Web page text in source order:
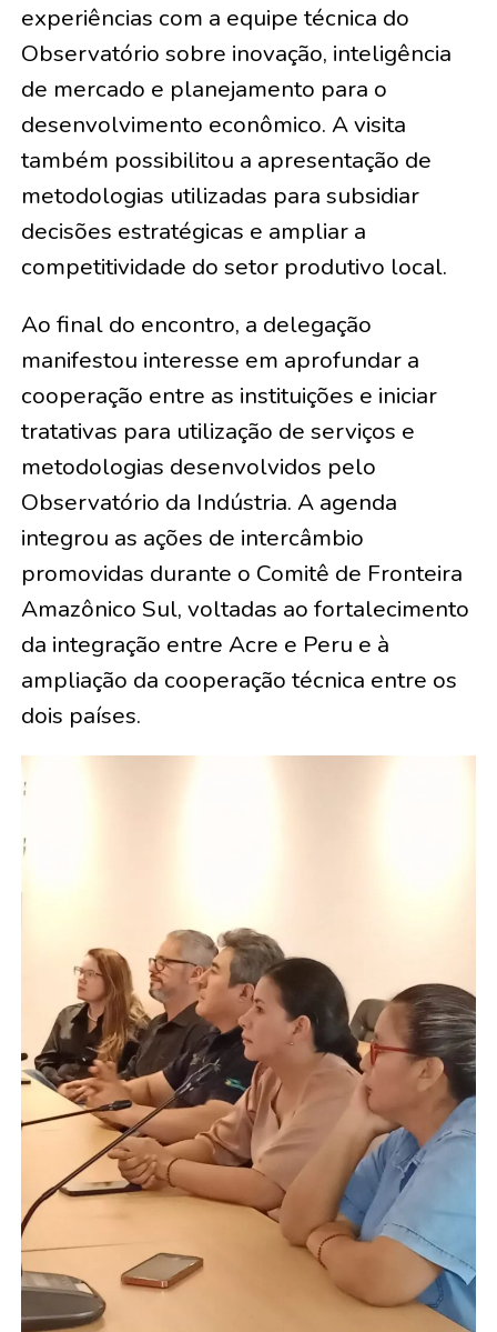
experiências com a equipe técnica do
Observatório sobre inovação, inteligência
de mercado e planejamento para o
desenvolvimento econômico. A visita
também possibilitou a apresentação de
metodologias utilizadas para subsidiar
decisões estratégicas e ampliar a
competitividade do setor produtivo local.
Ao final do encontro, a delegação
manifestou interesse em aprofundar a
cooperação entre as instituições e iniciar
tratativas para utilização de serviços e
metodologias desenvolvidos pelo
Observatório da Indústria. A agenda
integrou as ações de intercâmbio
promovidas durante o Comitê de Fronteira
Amazônico Sul, voltadas ao fortalecimento
da integração entre Acre e Peru e à
ampliação da cooperação técnica entre os
dois países.